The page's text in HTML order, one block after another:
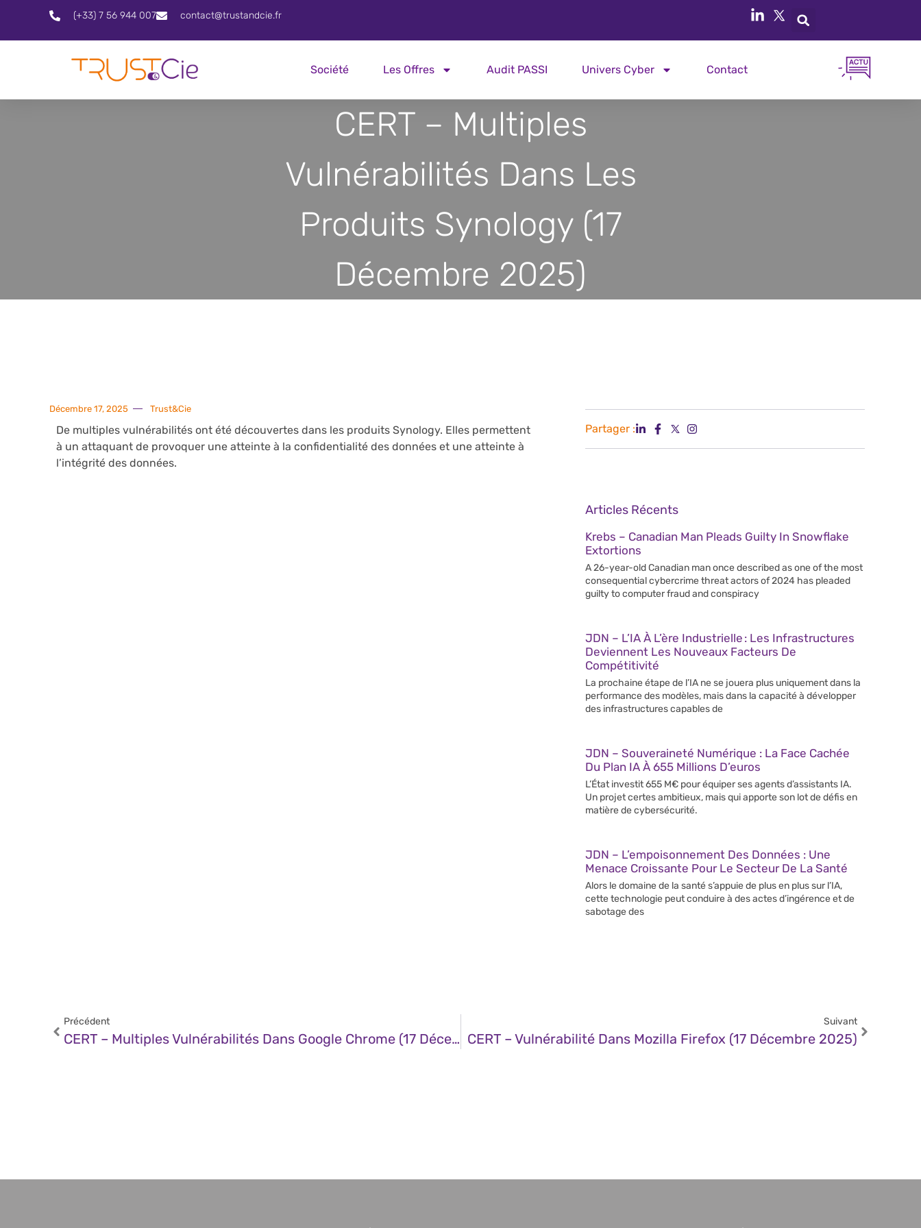
(+33) 7 56 944 007 contact@trustandcie.fr
Société Les Offres Audit PASSI Univers Cyber Contact
CERT – Multiples
Vulnérabilités Dans Les
Produits Synology (17
Décembre 2025)
Décembre 17, 2025 Trust&Cie
De multiples vulnérabilités ont été découvertes dans les produits Synology. Elles permettent
à un attaquant de provoquer une atteinte à la confidentialité des données et une atteinte à
l’intégrité des données.
Partager :
Articles Récents
Krebs – Canadian Man Pleads Guilty In Snowflake
Extortions
A 26-year-old Canadian man once described as one of the most
consequential cybercrime threat actors of 2024 has pleaded
guilty to computer fraud and conspiracy
JDN – L’IA À L’ère Industrielle : Les Infrastructures
Deviennent Les Nouveaux Facteurs De
Compétitivité
La prochaine étape de l’IA ne se jouera plus uniquement dans la
performance des modèles, mais dans la capacité à développer
des infrastructures capables de
JDN – Souveraineté Numérique : La Face Cachée
Du Plan IA À 655 Millions D’euros
L’État investit 655 M€ pour équiper ses agents d’assistants IA.
Un projet certes ambitieux, mais qui apporte son lot de défis en
matière de cybersécurité.
JDN – L’empoisonnement Des Données : Une
Menace Croissante Pour Le Secteur De La Santé
Alors le domaine de la santé s’appuie de plus en plus sur l’IA,
cette technologie peut conduire à des actes d’ingérence et de
sabotage des
Précédent
CERT – Multiples Vulnérabilités Dans Google Chrome (17 Décembre 2025)
Suivant
CERT – Vulnérabilité Dans Mozilla Firefox (17 Décembre 2025)